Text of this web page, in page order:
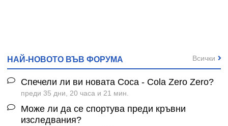
НАЙ-НОВОТО ВЪВ ФОРУМА
Спечели ли ви новата Coca - Cola Zero Zero?
преди 35 дни, 20 часа и 21 мин.
Може ли да се спортува преди кръвни
изследвания?
Всички